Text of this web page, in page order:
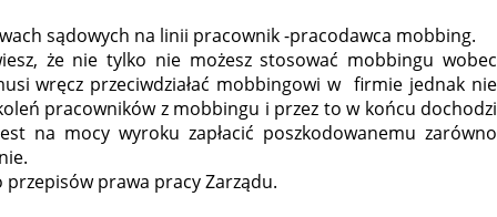
sądowych na linii pracownik -pracodawca mobbing.
że nie tylko nie możesz stosować mobbingu wobec
wręcz przeciwdziałać mobbingowi w firmie jednak nie
pracowników z mobbingu i przez to w końcu dochodzi
na mocy wyroku zapłacić poszkodowanemu zarówno
prawa pracy Zarządu.